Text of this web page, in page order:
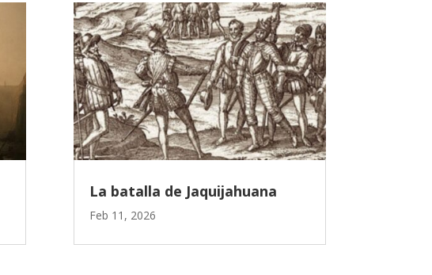
La batalla de Jaquijahuana
Feb 11, 2026